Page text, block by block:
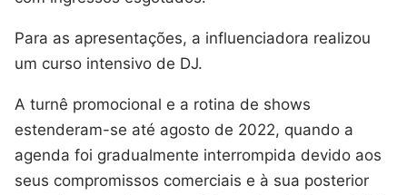
Para as apresentações, a influenciadora realizou
um curso intensivo de DJ.
A turnê promocional e a rotina de shows
estenderam-se até agosto de 2022, quando a
agenda foi gradualmente interrompida devido aos
seus compromissos comerciais e à sua posterior